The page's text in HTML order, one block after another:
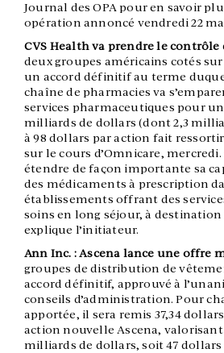
Journal des OPA pour en savoir
opération annoncé vendredi 22
CVS Health va prendre le contrôle
deux groupes américains cotés
un accord définitif au terme
chaîne de pharmacies va
services pharmaceutiques pour
milliards de dollars (dont 2,3
à 98 dollars par action fait
sur le cours d’Omnicare, mercredi.
étendre de façon importante sa
des médicaments à prescription
établissements offrant des
soins en long séjour, à destination
explique l’initiateur.
Ann Inc. : Ascena lance une offre
groupes de distribution de
accord définitif, approuvé à
conseils d’administration. Pour
apportée, il sera remis 37,34
action nouvelle Ascena, valorisant
milliards de dollars, soit 47 dollars